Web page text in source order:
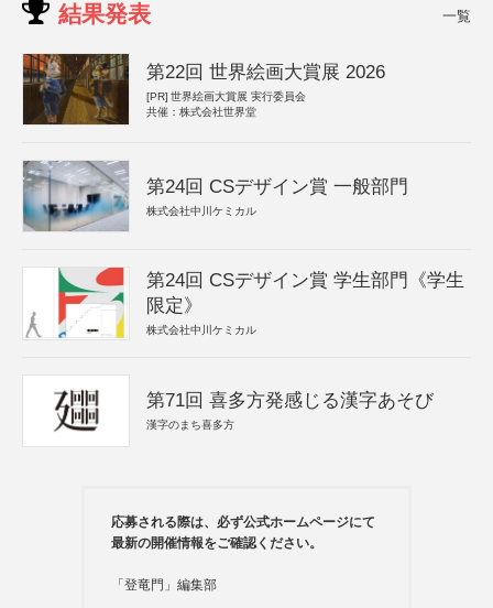
結果発表 一覧
第22回 世界絵画大賞展 2026
[PR] 世界絵画大賞展 実行委員会
共催：株式会社世界堂
第24回 CSデザイン賞 一般部門
株式会社中川ケミカル
第24回 CSデザイン賞 学生部門《学生
限定》
株式会社中川ケミカル
第71回 喜多方発感じる漢字あそび
漢字のまち喜多方
応募される際は、必ず公式ホームページにて
最新の開催情報をご確認ください。
「登竜門」編集部